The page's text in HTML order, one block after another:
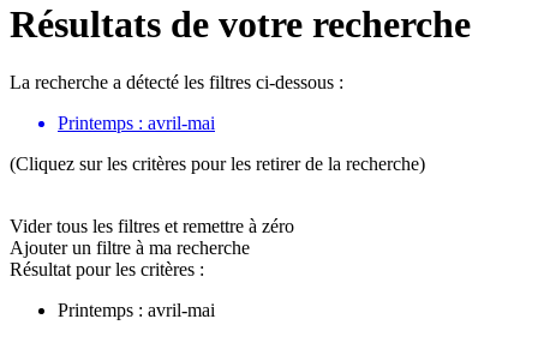
Résultats de votre recherche
La recherche a détecté les filtres ci-dessous :
Printemps : avril-mai
(Cliquez sur les critères pour les retirer de la recherche)
Vider tous les filtres et remettre à zéro
Ajouter un filtre à ma recherche
Résultat pour les critères :
Printemps : avril-mai